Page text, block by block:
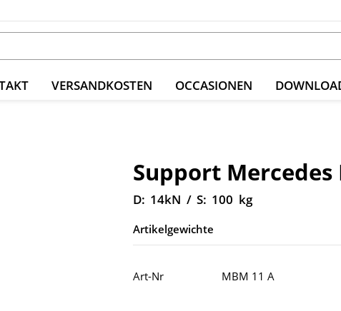
VERSANDKOSTEN OCCASIONEN
Support Mercedes
D: 14kN / S: 100 kg
Artikelgewichte
Art-Nr MBM 11 A